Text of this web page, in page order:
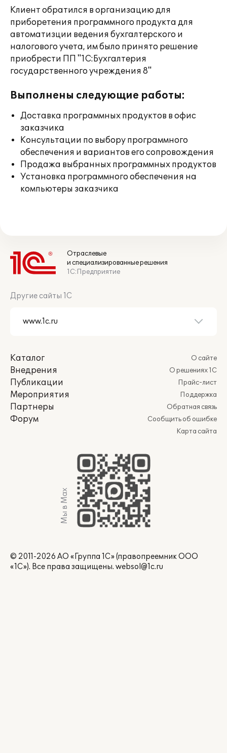
Клиент обратился в организацию для
приборетения программного продукта для
автоматизции ведения бухгалтерского и
налогового учета, им было принято решение
приобрести ПП "1С:Бухгалтерия
государственного учреждения 8"
Выполнены следующие работы:
Доставка программных продуктов в офис
заказчика
Консультации по выбору программного
обеспечения и вариантов его сопровождения
Продажа выбранных программных продуктов
Установка программного обеспечения на
компьютеры заказчика
Отраслевые
и специализированные решения
1С:Предприятие
Другие сайты 1С
Каталог
Внедрения
Публикации
Мероприятия
Партнеры
Форум
О сайте
О решениях 1С
Прайс-лист
Поддержка
Обратная связь
Сообщить об ошибке
Карта сайта
Мы в Max
© 2011-2026 АО «Группа 1С» (правопреемник ООО
«1С»). Все права защищены. websol@1c.ru